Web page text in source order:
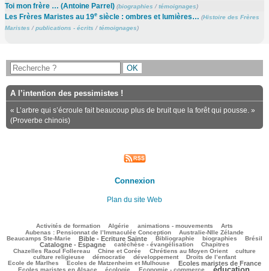
Toi mon frère … (Antoine Parrel) (biographies /témoignages)
Les Frères Maristes au 19esiècle : ombres et lumières… (Histoire des Frères
Maristes /publications - écrits /témoignages)
A l’intention des pessimistes !
« L’arbre qui s’écroule fait beaucoup plus de bruit que la forêt qui pousse. »
(Proverbe chinois)
Connexion
Plan du site Web
Activités de formation Algérie animations - mouvements Arts
Aubenas : Pensionnat de l’Immaculée Conception
54/3147 Australie-Nlle Zélande
93/3147
Beaucamps Ste-Marie
716/3147 Bible - Ecriture Sainte
57/3147 Bibliographie
593/3147 biographies
119/3147 Brésil
980/3147
Catalogne - Espagne catéchèse - évangélisation Chapitres
Chazelles Raoul Follereau
102/3147 Chine et Corée
304/3147 Chrétiens au Moyen Orient
434/3147 culture
37/3147
culture religieuse
démocratie développement Droits de l’enfant
Ecole de Marlhes
148/3147 Ecoles de Matzenheim et Mulhouse
988/3147 Ecoles maristes de France
294/3147
Ecoles maristes en Alsace
619/3147 écologie
102/3147 Economie - commerce
1675/3147
118/3147